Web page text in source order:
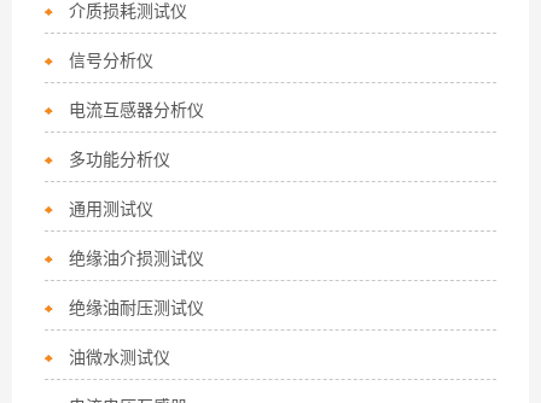
介质损耗测试仪
信号分析仪
电流互感器分析仪
多功能分析仪
通用测试仪
绝缘油介损测试仪
绝缘油耐压测试仪
油微水测试仪